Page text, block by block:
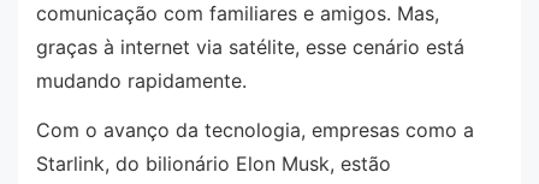
comunicação com familiares e amigos. Mas,
graças à internet via satélite, esse cenário está
mudando rapidamente.
Com o avanço da tecnologia, empresas como a
Starlink, do bilionário Elon Musk, estão